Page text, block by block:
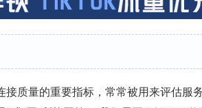
质量的重要指标，常常被用来评估服